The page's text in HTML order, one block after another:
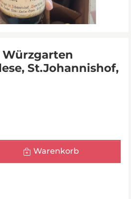
Würzgarten
St.Johannishof,
Warenkorb